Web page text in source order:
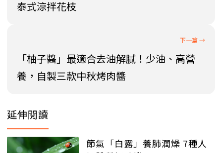
泰式涼拌花枝
「柚子醬」最適合去油解膩！少油、高營
養，自製三款中秋烤肉醬
延伸閱讀
節氣「白露」養肺潤燥 7種人